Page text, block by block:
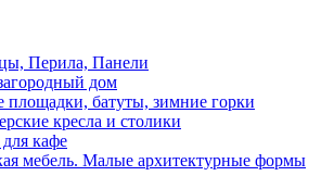
Перила, Панели
дом
площадки, батуты, зимние горки
кресла и столики
кафе
мебель. Малые архитектурные формы